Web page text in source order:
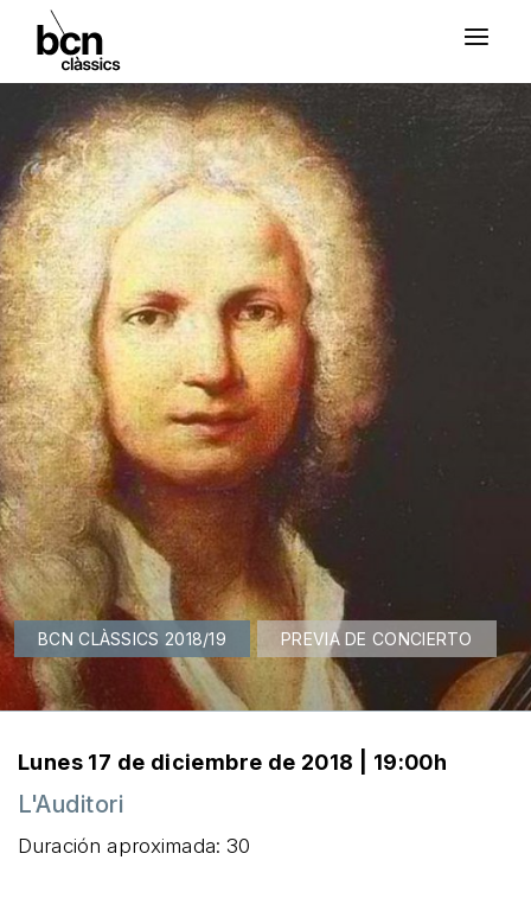
BCN CLÀSSICS 2018/19 PREVIA DE CONCIERTO
Lunes 17 de diciembre de 2018 | 19:00h
L'Auditori
Duración aproximada: 30